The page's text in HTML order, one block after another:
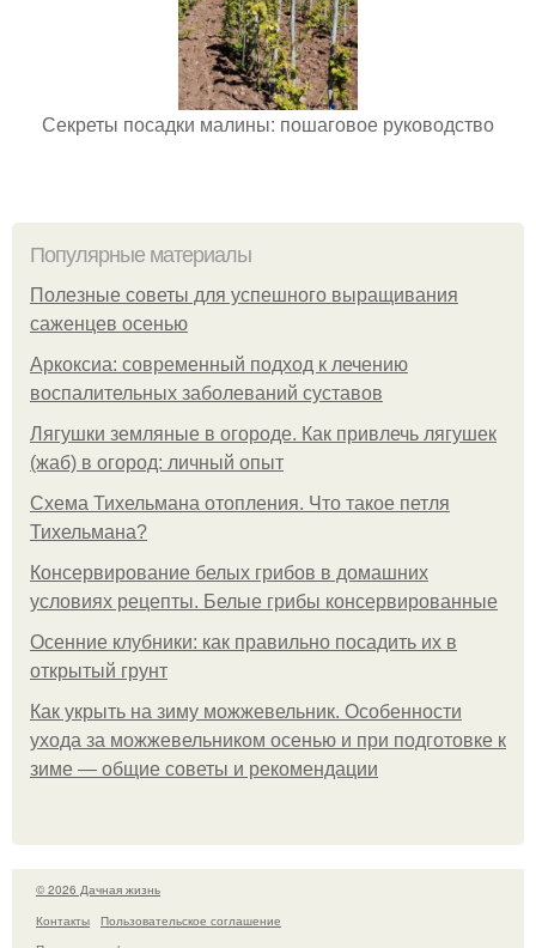
Секреты посадки малины: пошаговое руководство
Популярные материалы
Полезные советы для успешного выращивания
саженцев осенью
Аркоксиа: современный подход к лечению
воспалительных заболеваний суставов
Лягушки земляные в огороде. Как привлечь лягушек
(жаб) в огород: личный опыт
Схема Тихельмана отопления. Что такое петля
Тихельмана?
Консервирование белых грибов в домашних
условиях рецепты. Белые грибы консервированные
Осенние клубники: как правильно посадить их в
открытый грунт
Как укрыть на зиму можжевельник. Особенности
ухода за можжевельником осенью и при подготовке к
зиме — общие советы и рекомендации
© 2026 Дачная жизнь
Контакты
Пользовательское соглашение